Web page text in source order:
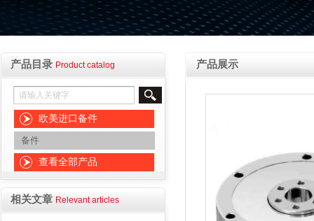
产品目录 Product catalog
欧美进口备件
备件
查看全部产品
相关文章 Relevant articles
产品展示